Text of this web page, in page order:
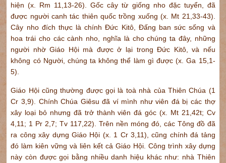
hiện (x. Rm 11,13-26). Gốc cây từ giống nho đặc tuyển, đã
được người canh tác thiên quốc trồng xuống (x. Mt 21,33-43).
Cây nho đích thực là chính Đức Kitô, Đấng ban sức sống và
hoa trái cho các cành nho, nghĩa là cho chúng ta đây, những
người nhờ Giáo Hội mà được ở lại trong Đức Kitô, và nếu
không có Người, chúng ta không thể làm gì được (x. Ga 15,1-
5).
Giáo Hội cũng thường được gọi là toà nhà của Thiên Chúa (1
Cr 3,9). Chính Chúa Giêsu đã ví mình như viên đá bị các thợ
xây loại bỏ nhưng đã trở thành viên đá góc (x. Mt 21,42t; Cv
4,11; 1 Pr 2,7; Tv 117,22). Trên nền móng đó, các Tông đồ đã
ra công xây dựng Giáo Hội (x. 1 Cr 3,11), cũng chính đá tảng
đó làm kiên vững và liên kết cả Giáo Hội. Công trình xây dựng
này còn được gọi bằng nhiều danh hiệu khác như: nhà Thiên